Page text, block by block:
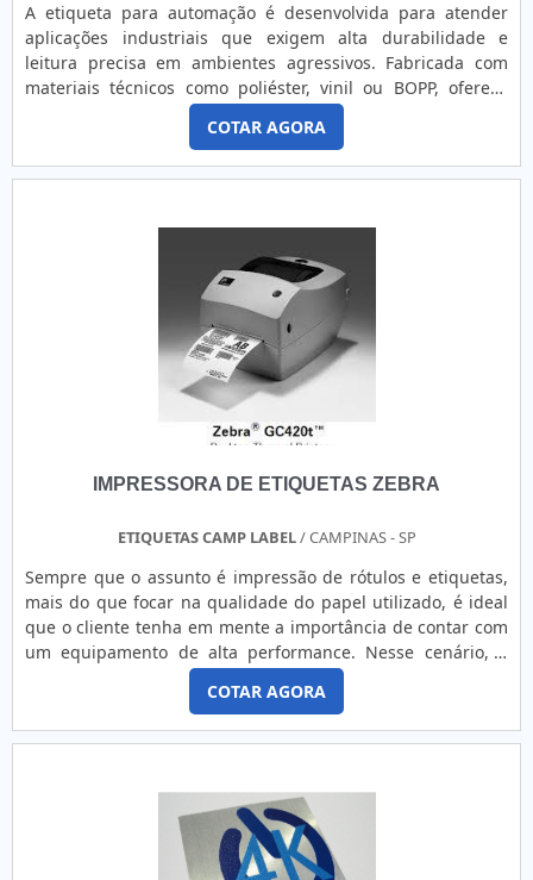
A etiqueta para automação é desenvolvida para atender
aplicações industriais que exigem alta durabilidade e
leitura precisa em ambientes agressivos. Fabricada com
materiais técnicos como poliéster, vinil ou BOPP, oferece
resistência superior à abrasão, produtos químicos, umidade
e variações extremas de temperatura. Seu adesivo
permanente de alto desempenho garante aderência em
superfícies metálicas, plásticas ou pintadas, mesmo com
térmica (ribbons resinados), permite personalização com
códigos de barras, QR codes, serial numbers, dados
técnicos e logotipos. Indicada para sistemas automatizados
de rastreabilidade, controle de produção, identificação de
ativos e manutenção preventiva, é um componente
essencial para eficiência e segurança em processos de
automação industrial. Alta durabilidade Suporta ambientes
industriais severos com temperatura, atrito e produtos
códigos de barras e QR codes usados em sistemas
superfícies lisas, rugosas ou expostas a movimentação
rastreabilidade e controle em linhas de produção
industriais.
COTAR AGORA
IMPRESSORA DE ETIQUETAS ZEBRA
ETIQUETAS CAMP LABEL/ CAMPINAS - SP
Sempre que o assunto é impressão de rótulos e etiquetas,
mais do que focar na qualidade do papel utilizado, é ideal
que o cliente tenha em mente a importância de contar com
um equipamento de alta performance. Nesse cenário, a
impressora de etiquetas Zebra se destaca como uma das
melhores soluções do mercado. AS PRINCIPAIS
INFORMAÇÕES IMPRESSASMuito versáteis, as impressoras
de etiquetas são fundamentais tanto para o setor industrial
processo de identificação dos produtos, facilitando tanto a
venda quanto a logística. Já quando se trata da marca
Zebra, é essencial ressaltar a agilidade, qualidade e
COTAR AGORA